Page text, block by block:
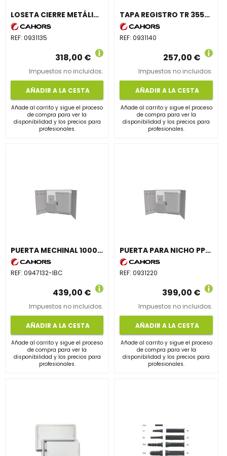
LOSETA CIERRE METÁLICO Y HERRAJE FIJACIÓN 500x550x15
REF: 0931135
318,00 €
Impuestos no incluidos.
AÑADIR A LA CESTA
Añade al carrito y sigue el proceso
de compra para ver la
disponibilidad y los precios para
profesionales.
TAPA REGISTRO TR 3555 DE PROTECCIÓN DOBLE FILA 300mm
REF:0931140
257,00 €
Impuestos no incluidos.
AÑADIR A LA CESTA
Añade al carrito y sigue el proceso
de compra para ver la
disponibilidad y los precios para
profesionales.
PUERTA MECHINAL 1000x700 PPN 10070-IBC
REF: 0947132-IBC
439,00 €
Impuestos no incluidos.
AÑADIR A LA CESTA
Añade al carrito y sigue el proceso
de compra para ver la
disponibilidad y los precios para
profesionales.
PUERTA PARA NICHO PPN12090 1200x900x300mm TRIANGULAR
REF:0931220
399,00 €
Impuestos no incluidos.
AÑADIR A LA CESTA
Añade al carrito y sigue el proceso
de compra para ver la
disponibilidad y los precios para
profesionales.